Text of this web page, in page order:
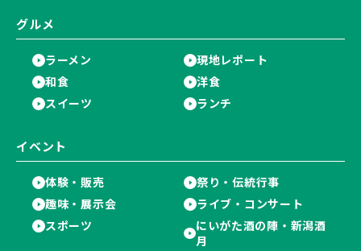
グルメ
ラーメン
現地レポート
和食
洋食
スイーツ
ランチ
イベント
体験・販売
祭り・伝統行事
趣味・展示会
ライブ・コンサート
スポーツ
にいがた酒の陣・新潟酒
月